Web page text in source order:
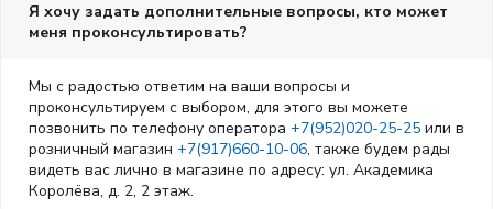
аналогичный метионин гидроксилазе — 88мг;
0,40мг; DL-метионин — 5000мг; Таурин — 4000мг.
Специальные добавки:
экстракт алоэ вера — 1000мг; экстракт зеленого чая —
100мг; экстракт розмарина. Антиоксиданты: экстракт
Я хочу задать дополнительные вопросы, кто может
меня проконсультировать?
Мы с радостью ответим на ваши вопросы и
проконсультируем с выбором, для этого вы можете
позвонить по телефону оператора +7(952)020-25-25 или в
розничный магазин +7(917)660-10-06, также будем рады
видеть вас лично в магазине по адресу: ул. Академика
Королёва, д. 2, 2 этаж.